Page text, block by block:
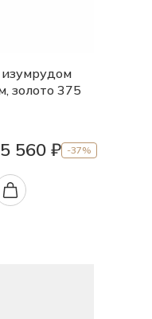
золото 375
560 ₽ -37%